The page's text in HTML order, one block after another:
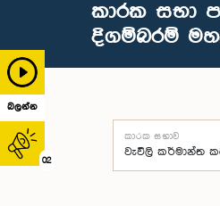
බලන්න
02
කාරක සභා
දිගම්බරම්
කාරක සභාව